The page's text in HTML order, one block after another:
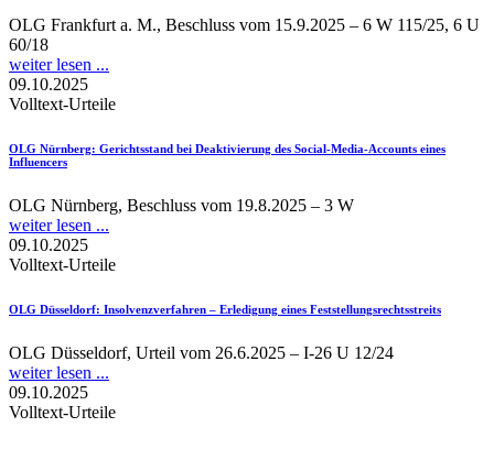
OLG Frankfurt a. M., Beschluss vom 15.9.2025 – 6 W 115/25, 6 U
60/18
weiter lesen ...
09.10.2025
Volltext-Urteile
OLG Nürnberg: Gerichtsstand bei Deaktivierung des Social-Media-Accounts eines
Influencers
OLG Nürnberg, Beschluss vom 19.8.2025 – 3 W
weiter lesen ...
09.10.2025
Volltext-Urteile
OLG Düsseldorf: Insolvenzverfahren – Erledigung eines Feststellungsrechtsstreits
OLG Düsseldorf, Urteil vom 26.6.2025 – I-26 U 12/24
weiter lesen ...
09.10.2025
Volltext-Urteile